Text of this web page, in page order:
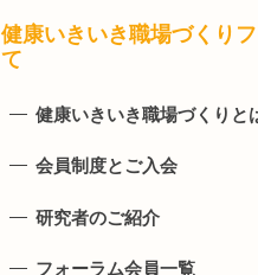
健康いきいき職場づくり
て
健康いきいき職場づくりと
会員制度とご入会
研究者のご紹介
フォーラム会員一覧